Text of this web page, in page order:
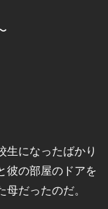
生になったばかり
彼の部屋のドアを
だったのだ。